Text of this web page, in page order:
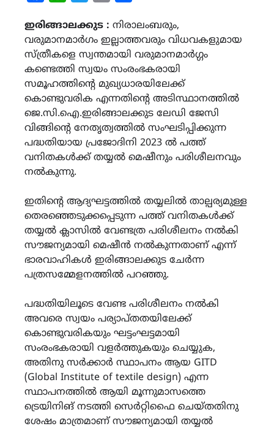
ഇരിങ്ങാലക്കുട : നിരാലംബരും,
വരുമാനമാർഗം ഇല്ലാത്തവരും വിധവകളുമായ
സ്ത്രീകളെ സ്വന്തമായി വരുമാനമാർഗ്ഗം
കണ്ടെത്തി സ്വയം സംരംഭകരായി
സമൂഹത്തിന്‍റെ മുഖ്യധാരയിലേക്ക്
കൊണ്ടുവരിക എന്നതിന്‍റെ അടിസ്ഥാനത്തില്‍
ജെ.സി.ഐ.ഇരിങ്ങാലക്കുട ലേഡി ജേസി
വിങ്ങിന്‍റെ നേതൃത്വത്തിൽ സംഘടിപ്പിക്കുന്ന
പദ്ധതിയായ പ്രജോദിനി 2023 ൽ പത്ത്
വനിതകൾക്ക് തയ്യൽ മെഷീനും പരിശീലനവും
നൽകുന്നു.
ഇതിന്‍റെ ആദ്യഘട്ടത്തിൽ തയ്യലിൽ താല്പര്യമുള്ള
തെരഞ്ഞെടുക്കപ്പെടുന്ന പത്ത് വനിതകൾക്ക്
തയ്യൽ ക്ലാസിൽ വേണ്ടത്ര പരിശീലനം നൽകി
സൗജന്യമായി മെഷീൻ നൽകുന്നതാണ് എന്ന്
ഭാരവാഹികൾ ഇരിങ്ങാലക്കുട ചേർന്ന
പത്രസമ്മേളനത്തിൽ പറഞ്ഞു.
പദ്ധതിയിലൂടെ വേണ്ട പരിശീലനം നൽകി
അവരെ സ്വയം പര്യാപ്തതയിലേക്ക്
കൊണ്ടുവരികയും ഘട്ടംഘട്ടമായി
സംരംഭകരായി വളർത്തുകയും ചെയ്യുക,
അതിനു സർക്കാർ സ്ഥാപനം ആയ GITD
(Global Institute of textile design) എന്ന
സ്ഥാപനത്തിൽ ആയി മൂന്നുമാസത്തെ
ട്രെയിനിങ് നടത്തി സെർറ്റിഫൈ ചെയ്തതിനു
ശേഷം മാത്രമാണ് സൗജന്യമായി തയ്യൽ